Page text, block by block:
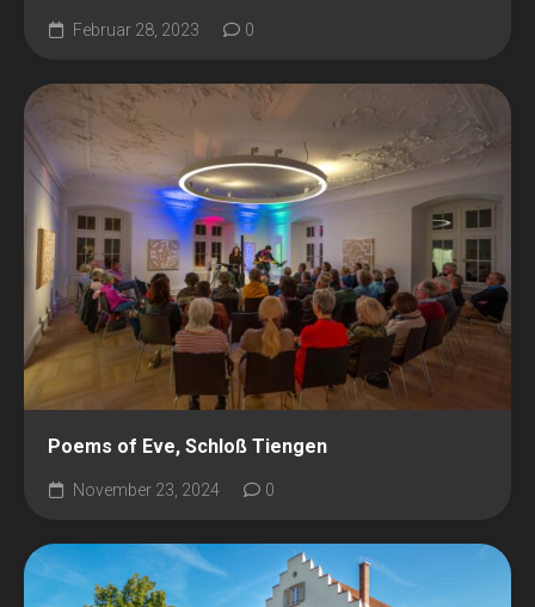
Februar 28, 2023 0
Poems of Eve, Schloß Tiengen
November 23, 2024 0